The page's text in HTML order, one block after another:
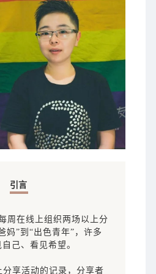
引言
周在线上组织两场以上分
妈”到“出色青年”，许多
己、看见希望。
分享活动的记录，分享者